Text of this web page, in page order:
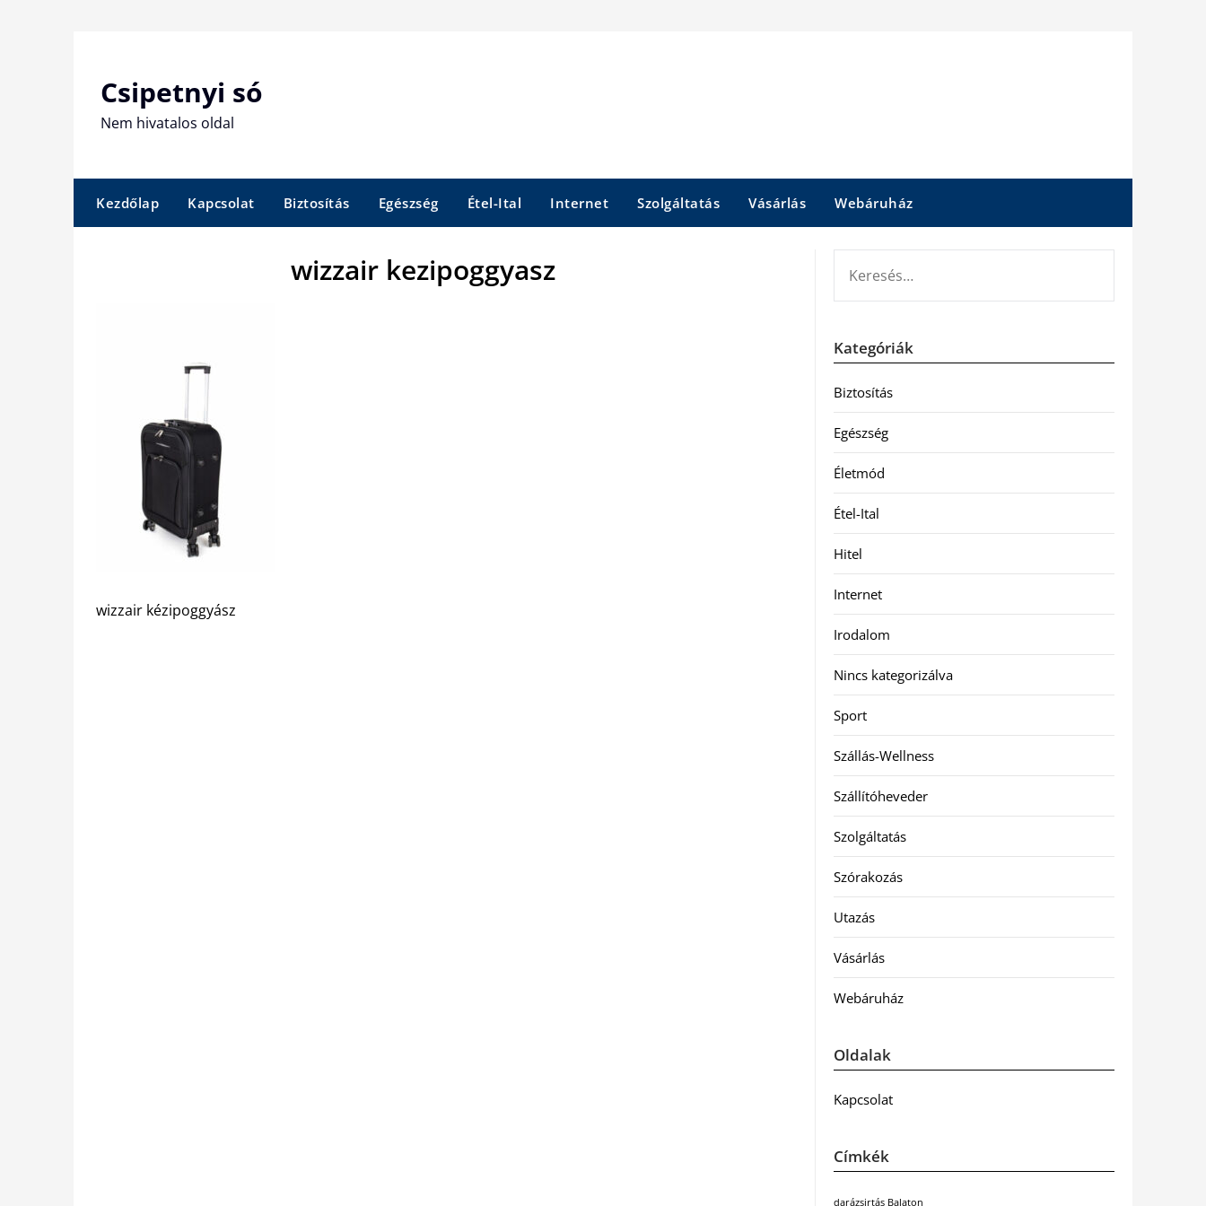
Csipetnyi só
Nem hivatalos oldal
Kezdőlap Kapcsolat Biztosítás Egészség Étel-Ital Internet Szolgáltatás Vásárlás Webáruház
wizzair kezipoggyasz
wizzair kézipoggyász
Kategóriák
Biztosítás
Egészség
Életmód
Étel-Ital
Hitel
Internet
Irodalom
Nincs kategorizálva
Sport
Szállás-Wellness
Szállítóheveder
Szolgáltatás
Szórakozás
Utazás
Vásárlás
Webáruház
Oldalak
Kapcsolat
Címkék
darázsirtás Balaton